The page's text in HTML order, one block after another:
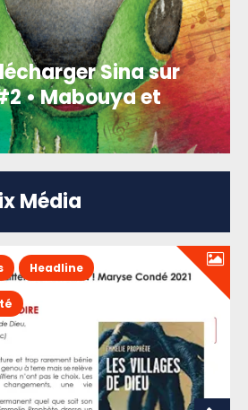
Sina sur
• Mabouya et
Média
Headline